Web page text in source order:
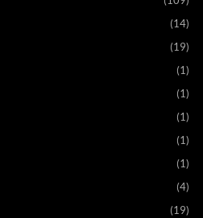
(14)
(19)
(1)
(1)
(1)
(1)
(1)
(4)
(19)